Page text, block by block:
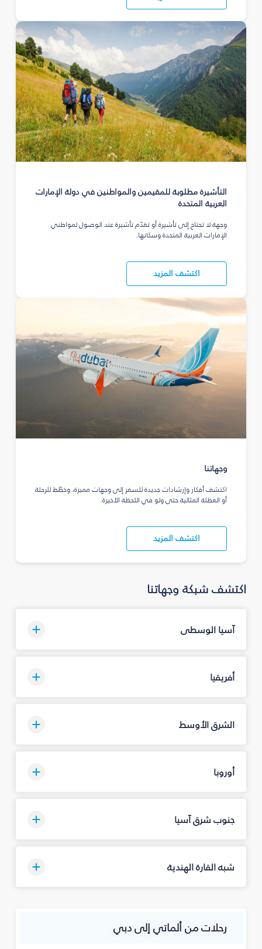
التأشيرة مطلوبة للمقيمين والمواطنين في دولة الإمارات
العربية المتحدة
وجهة لا تحتاج إلى تأشيرة أو تقدّم تأشيرة عند الوصول لمواطني
الإمارات العربية المتحدة وسكانها.
اكتشف المزيد
وجهاتنا
اكتشف أفكار وإرشادات جديدة للسفر إلى وجهات مميزة، وخطّط للرحلة
أو العطلة المثالية حتى ولو في اللحظة الأخيرة.
اكتشف المزيد
اكتشف شبكة وجهاتنا
آسيا الوسطى
أفريقيا
الشرق الأوسط
أوروبا
جنوب شرق آسيا
شبه القارة الهندية
رحلات من ألماتي إلى دبي